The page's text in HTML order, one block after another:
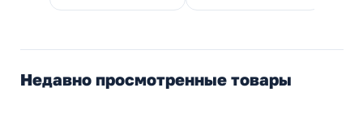
Недавно просмотренные товары